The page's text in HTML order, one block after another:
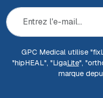
GPC Medical utilise "fix
"hipHEAL", "LigaLite",
marque